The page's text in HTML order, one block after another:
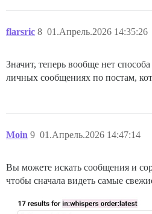
flarsric 01.Апрель.2026 14:35:26
8
Значит, теперь вообще нет
личных сообщениях по постам,
Moin 01.Апрель.2026 14:47:14
9
Вы можете искать сообщения и
чтобы сначала видеть самые